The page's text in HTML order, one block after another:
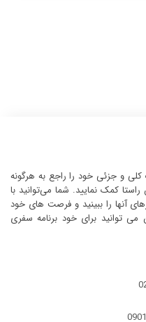
و جزئی خود را راجع به هرگونه
کمک نمایید. شما می‌توانید با
آنها را ببینید و فرصت های خود
توانید برای خود برنامه سفری